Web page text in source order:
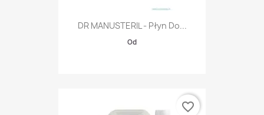
DR MANUSTERIL - Płyn Do...
Od
favorite_border